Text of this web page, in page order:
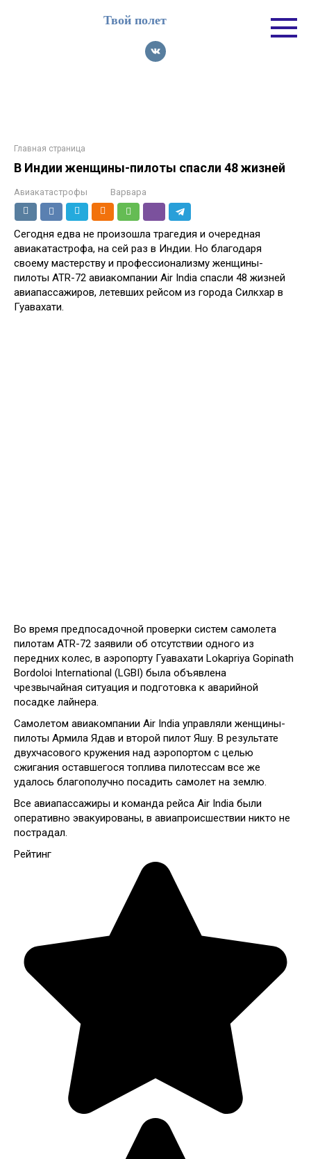
Твой полет
Главная страница
В Индии женщины-пилоты спасли 48 жизней
Авиакатастрофы Варвара
Сегодня едва не произошла трагедия и очередная
авиакатастрофа, на сей раз в Индии. Но благодаря
своему мастерству и профессионализму женщины-
пилоты ATR-72 авиакомпании Air India спасли 48 жизней
авиапассажиров, летевших рейсом из города Силкхар в
Гуавахати.
Во время предпосадочной проверки систем самолета
пилотам ATR-72 заявили об отсутствии одного из
передних колес, в аэропорту Гуавахати Lokapriya Gopinath
Bordoloi International (LGBI) была объявлена
чрезвычайная ситуация и подготовка к аварийной
посадке лайнера.
Самолетом авиакомпании Air India управляли женщины-
пилоты Армила Ядав и второй пилот Яшу. В результате
двухчасового кружения над аэропортом с целью
сжигания оставшегося топлива пилотессам все же
удалось благополучно посадить самолет на землю.
Все авиапассажиры и команда рейса Air India были
оперативно эвакуированы, в авиапроисшествии никто не
пострадал.
Рейтинг